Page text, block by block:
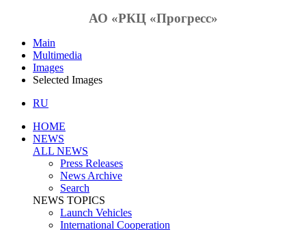
АО «РКЦ «Прогресс»
Main
Multimedia
Images
Selected Images
RU
HOME
NEWS
ALL NEWS
Press Releases
News Archive
Search
NEWS TOPICS
Launch Vehicles
International Cooperation